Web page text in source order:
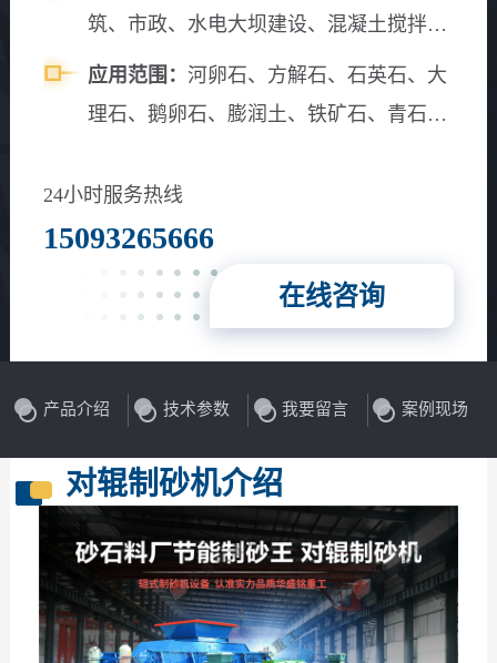
筑、市政、水电大坝建设、混凝土搅拌
站、砂石料场等。
应用范围： 河卵石、方解石、石英石、大
理石、鹅卵石、膨润土、铁矿石、青石、
花岗岩、玄武岩等
24小时服务热线
15093265666
在线咨询
产品介绍 技术参数 我要留言 案例现场
对辊制砂机介绍